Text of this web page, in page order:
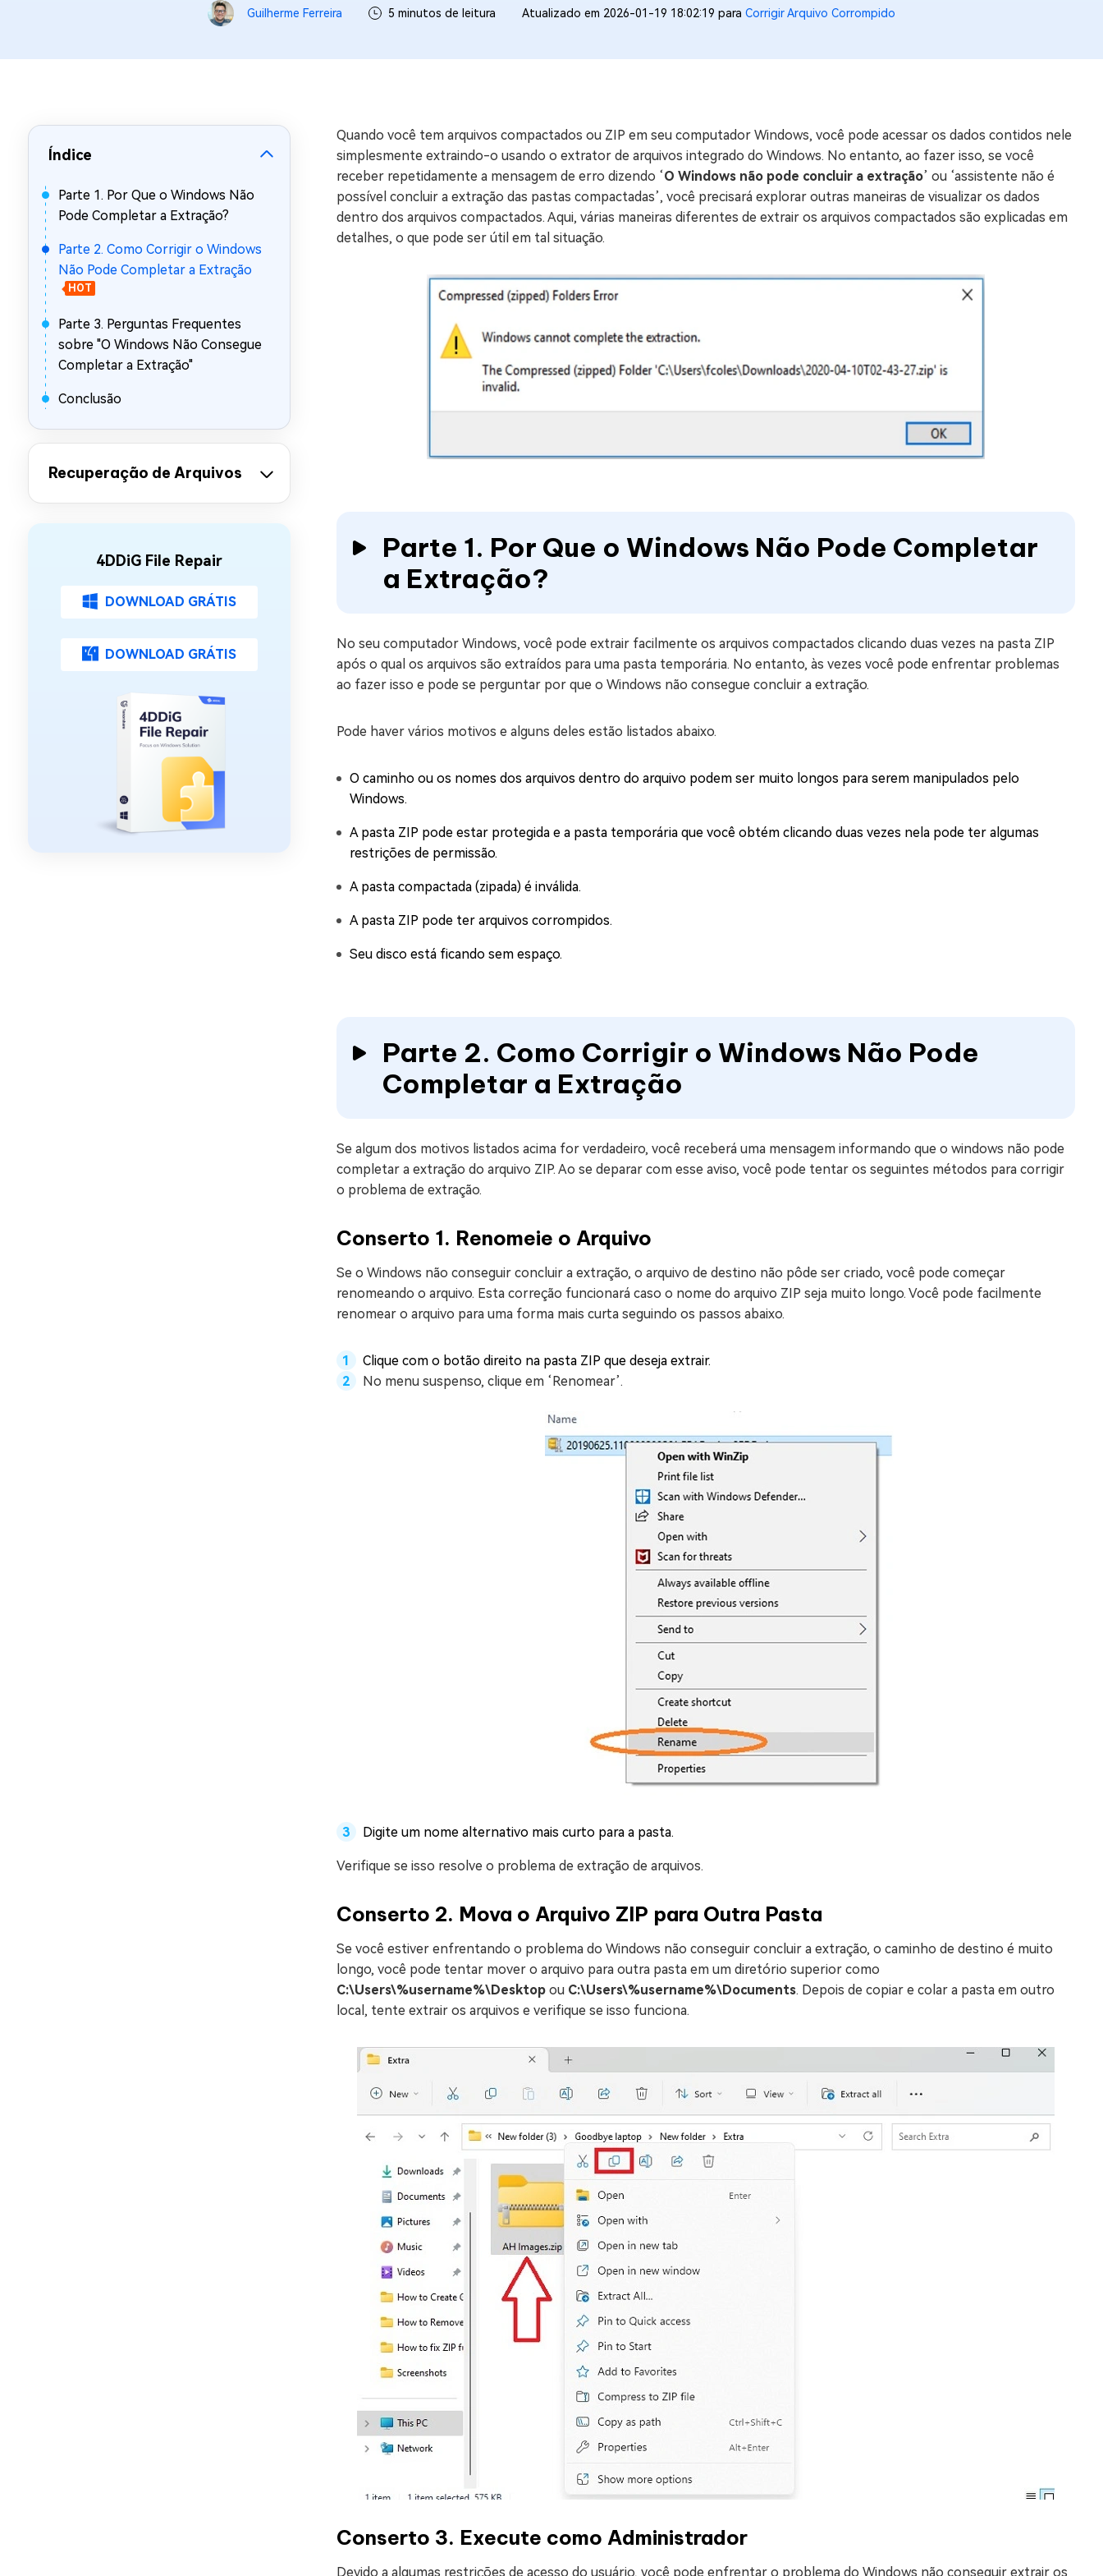
Recuperar Dados de WhatsApp no iPhone/Android
Excluir arquivos duplicados e limpar arquivos inúteis no Mac
Mac Boot Genius
Corrigir Erros de Mac Grátis
Windows 11 Upgrade Checker
Verificador de Atualização do Windows 11 Grátis
Guilherme Ferreira 5 minutos de leitura Atualizado em 2026-01-19 18:02:19 para Corrigir Arquivo Corrompido
Índice
Parte 1. Por Que o Windows Não
Pode Completar a Extração?
Parte 2. Como Corrigir o Windows
Não Pode Completar a Extração
HOT
Parte 3. Perguntas Frequentes
sobre "O Windows Não Consegue
Completar a Extração"
Conclusão
Recuperação de Arquivos
4DDiG File Repair
DOWNLOAD GRÁTIS
DOWNLOAD GRÁTIS
Quando você tem arquivos compactados ou ZIP em seu computador Windows, você pode acessar os dados contidos nele
simplesmente extraindo-o usando o extrator de arquivos integrado do Windows. No entanto, ao fazer isso, se você
receber repetidamente a mensagem de erro dizendo ‘O Windows não pode concluir a extração’ ou ‘assistente não é
possível concluir a extração das pastas compactadas’, você precisará explorar outras maneiras de visualizar os dados
dentro dos arquivos compactados. Aqui, várias maneiras diferentes de extrair os arquivos compactados são explicadas em
detalhes, o que pode ser útil em tal situação.
Parte 1. Por Que o Windows Não Pode Completar
a Extração?
No seu computador Windows, você pode extrair facilmente os arquivos compactados clicando duas vezes na pasta ZIP
após o qual os arquivos são extraídos para uma pasta temporária. No entanto, às vezes você pode enfrentar problemas
ao fazer isso e pode se perguntar por que o Windows não consegue concluir a extração.
Pode haver vários motivos e alguns deles estão listados abaixo.
O caminho ou os nomes dos arquivos dentro do arquivo podem ser muito longos para serem manipulados pelo
Windows.
A pasta ZIP pode estar protegida e a pasta temporária que você obtém clicando duas vezes nela pode ter algumas
restrições de permissão.
A pasta compactada (zipada) é inválida.
A pasta ZIP pode ter arquivos corrompidos.
Seu disco está ficando sem espaço.
Parte 2. Como Corrigir o Windows Não Pode
Completar a Extração
Se algum dos motivos listados acima for verdadeiro, você receberá uma mensagem informando que o windows não pode
completar a extração do arquivo ZIP. Ao se deparar com esse aviso, você pode tentar os seguintes métodos para corrigir
o problema de extração.
Conserto 1. Renomeie o Arquivo
Se o Windows não conseguir concluir a extração, o arquivo de destino não pôde ser criado, você pode começar
renomeando o arquivo. Esta correção funcionará caso o nome do arquivo ZIP seja muito longo. Você pode facilmente
renomear o arquivo para uma forma mais curta seguindo os passos abaixo.
Clique com o botão direito na pasta ZIP que deseja extrair.
No menu suspenso, clique em ‘Renomear’.
Digite um nome alternativo mais curto para a pasta.
Verifique se isso resolve o problema de extração de arquivos.
Conserto 2. Mova o Arquivo ZIP para Outra Pasta
Se você estiver enfrentando o problema do Windows não conseguir concluir a extração, o caminho de destino é muito
longo, você pode tentar mover o arquivo para outra pasta em um diretório superior como
C:\Users\%username%\Desktop ou C:\Users\%username%\Documents. Depois de copiar e colar a pasta em outro
local, tente extrair os arquivos e verifique se isso funciona.
Conserto 3. Execute como Administrador
Devido a algumas restrições de acesso do usuário, você pode enfrentar o problema do Windows não conseguir extrair os